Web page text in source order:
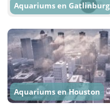
Aquariums en Gatlinburg
Aquariums en Houston